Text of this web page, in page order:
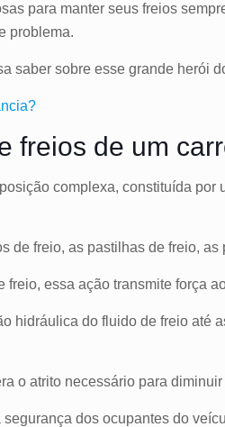
para manter seus freios
problema.
saber sobre esse grande herói
freios de um
complexa, constituída
de freio, as pastilhas de freio,
essa ação transmite força
hidráulica do fluido de freio
o atrito necessário para
dos ocupantes do